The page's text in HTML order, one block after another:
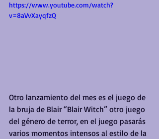
https://www.youtube.com/watch?
v=8aVvXayqfzQ
Otro lanzamiento del mes es el juego de
la bruja de Blair “Blair Witch” otro juego
del género de terror, en el juego pasarás
varios momentos intensos al estilo de la